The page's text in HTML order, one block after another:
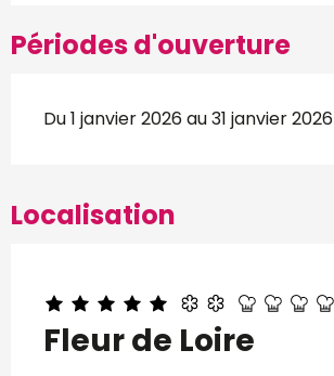
Périodes d'ouverture
Du 1 janvier 2026 au 31 janvier 2026
Localisation
Fleur de Loire